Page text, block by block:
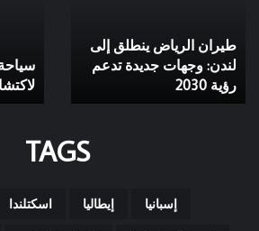
وجهات
جديدة
تدعم
رؤية
طيران الرياض ينطلق إلى
لندن: وجهات جديدة تدعم
رؤية 2030
الجبال
TAGS
إسبانيا إيطاليا اسكتلندا